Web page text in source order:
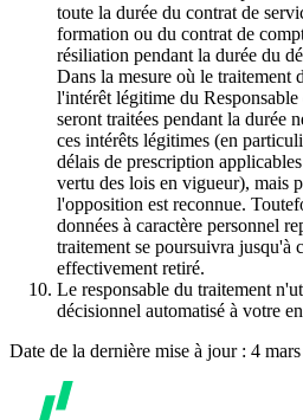
toute la durée du contrat de
formation ou du contrat de
résiliation pendant la durée du
Dans la mesure où le traitement
l'intérêt légitime du
seront traitées pendant la durée
ces intérêts légitimes (en
délais de prescription
vertu des lois en vigueur), mais
l'opposition est reconnue.
données à caractère personnel
traitement se poursuivra jusqu'à
effectivement retiré.
Le responsable du traitement
décisionnel automatisé à votre
Date de la dernière mise à jour : 4